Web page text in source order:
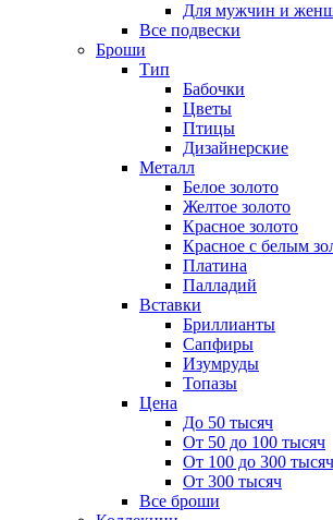
Для мужчин и
Все подвески
Броши
Тип
Бабочки
Цветы
Птицы
Дизайнерские
Металл
Белое золото
Желтое золото
Красное золото
Красное с белым
Платина
Палладий
Вставки
Бриллианты
Сапфиры
Изумруды
Топазы
Цена
До 50 тысяч
От 50 до 100 тысяч
От 100 до 300 тысяч
От 300 тысяч
Все броши